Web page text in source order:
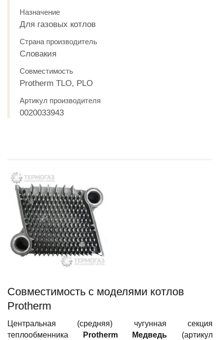
Назначение
Для газовых котлов
Страна производитель
Словакия
Совместимость
Protherm TLO, PLO
Артикул производителя
0020033943
Совместимость c моделями котлов
Protherm
Центральная (средняя) чугунная секция
теплообменника
Protherm Медведь (артикул